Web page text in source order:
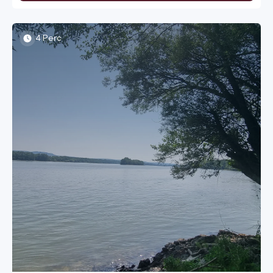
hálózat miatt, és helyi lakosok, akik felháborodva tüntetnek
legsikeresebb desztinációi – Mallorcától Máltáig,
Velencétől Santoriniig – elérték a kritikus határt. A
túlturizmus (overtourism) és a szélsőséges nyári
hőhullámok összefonódása olyan krízist teremtett, amire
felelős utazóként már nem csukhatjuk be a szemünket.
4 Perc